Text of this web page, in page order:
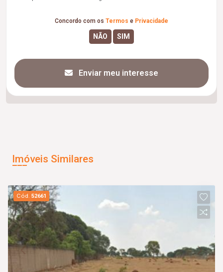
Concordo com os Termos e Privacidade
Enviar meu interesse
Imóveis Similares
Cód.52661